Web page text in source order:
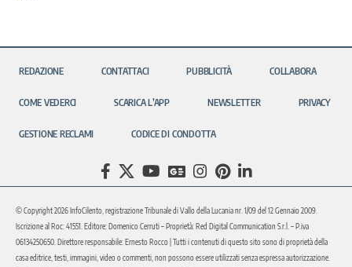
REDAZIONE CONTATTACI PUBBLICITÀ COLLABORA
COME VEDERCI SCARICA L’APP NEWSLETTER PRIVACY
GESTIONE RECLAMI CODICE DI CONDOTTA
© Copyright 2026 InfoCilento, registrazione Tribunale di Vallo della Lucania nr. 1/09 del 12 Gennaio 2009.
Iscrizione al Roc: 41551. Editore: Domenico Cerruti – Proprietà: Red Digital Communication S.r.l. – P.iva
06134250650. Direttore responsabile: Ernesto Rocco | Tutti i contenuti di questo sito sono di proprietà della
casa editrice, testi, immagini, video o commenti, non possono essere utilizzati senza espressa autorizzazione.